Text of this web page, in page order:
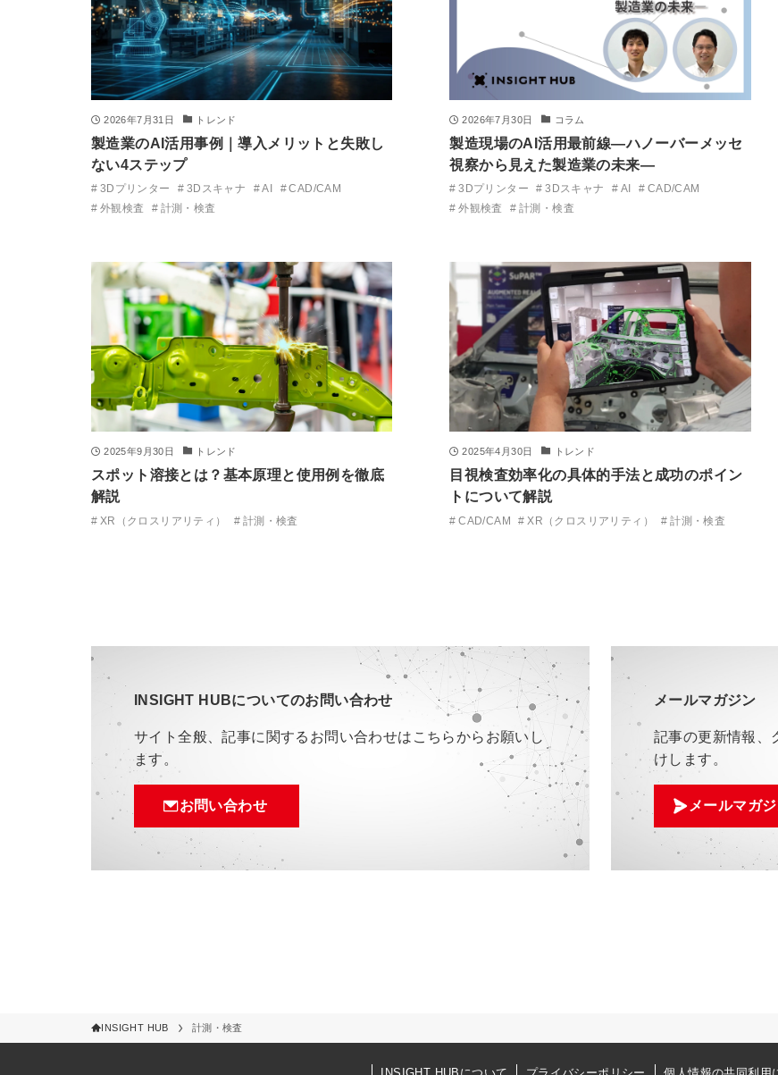
2026年7月31日 トレンド
製造業のAI活用事例｜導入メリットと失敗し
ない4ステップ
3Dプリンター 3Dスキャナ AI
CAD/CAM
外観検査
計測・検査
2026年7月30日 コラム
製造現場のAI活用最前線―ハノーバーメッセ
視察から見えた製造業の未来―
3Dプリンター 3Dスキャナ AI
CAD/CAM
外観検査
計測・検査
2025年9月30日 トレンド
スポット溶接とは？基本原理と使用例を徹底
解説
XR（クロスリアリティ） 計測・検査
2025年4月30日 トレンド
目視検査効率化の具体的手法と成功のポイン
トについて解説
CAD/CAM XR（クロスリアリティ） 計測・検査
INSIGHT HUBについてのお問い合わせ
サイト全般、記事に関するお問い合わせはこちらからお願いし
ます。
お問い合わせ
メールマガジン
記事の更新情報、
けします。
メールマガ
INSIGHT HUB 計測・検査